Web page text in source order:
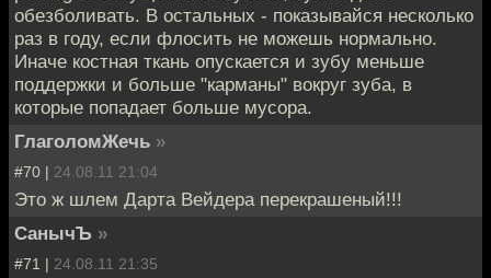
обезболивать. В остальных - показывайся несколько
раз в году, если флосить не можешь нормально.
Иначе костная ткань опускается и зубу меньше
поддержки и больше "карманы" вокруг зуба, в
которые попадает больше мусора.
ГлаголомЖечь »
#70 | 24.08.11 21:04
Это ж шлем Дарта Вейдера перекрашеный!!!
СанычЪ »
#71 | 24.08.11 21:35